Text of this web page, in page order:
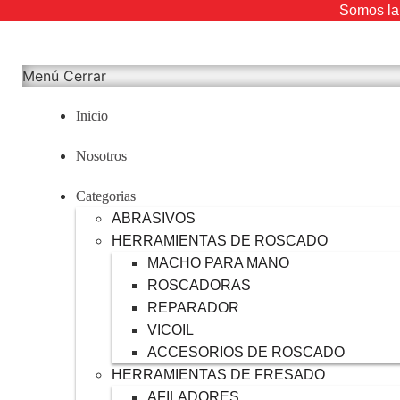
Somos
Menú Cerrar
Inicio
Nosotros
Categorias
ABRASIVOS
HERRAMIENTAS DE ROSCADO
MACHO PARA MANO
ROSCADORAS
REPARADOR
VICOIL
ACCESORIOS DE ROSCADO
HERRAMIENTAS DE FRESADO
AFILADORES